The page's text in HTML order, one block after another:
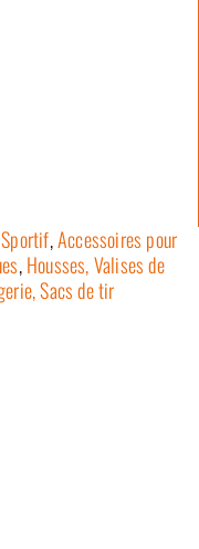
,Accessoires pour
,Housses, Valises de
Sacs de tir